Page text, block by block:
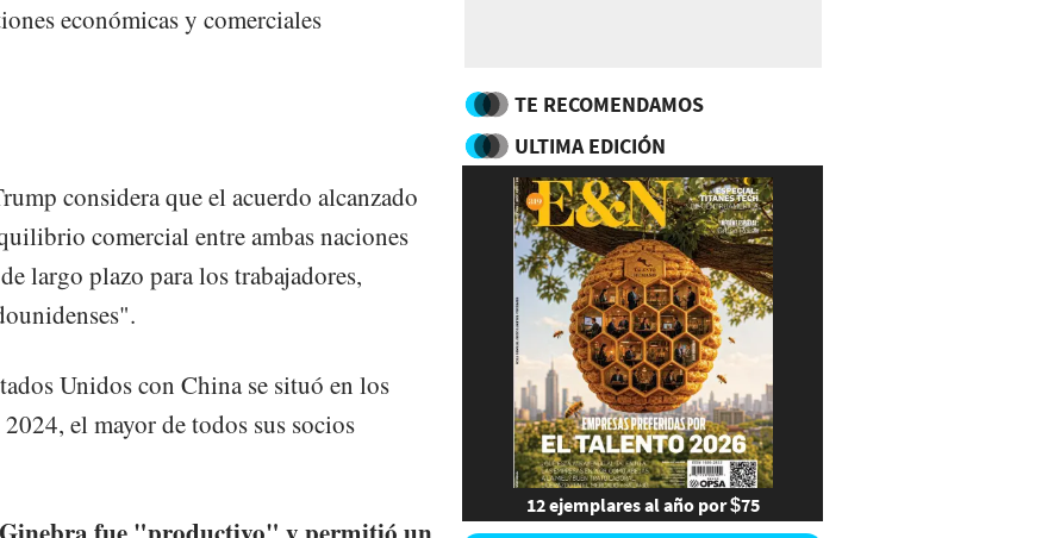
económicas y comerciales
considera que el acuerdo alcanzado
comercial entre ambas naciones
largo plazo para los trabajadores,
Unidos con China se situó en los
el mayor de todos sus socios
TE RECOMENDAMOS
ULTIMA EDICIÓN
12 ejemplares al año por $75